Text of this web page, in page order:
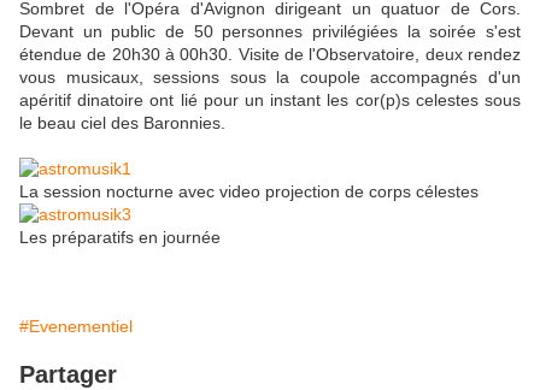
Sombret de l'Opéra d'Avignon dirigeant un quatuor de Cors.
Devant un public de 50 personnes privilégiées la soirée s'est
étendue de 20h30 à 00h30. Visite de l'Observatoire, deux rendez
vous musicaux, sessions sous la coupole accompagnés d'un
apéritif dinatoire ont lié pour un instant les cor(p)s celestes sous
le beau ciel des Baronnies.
La session nocturne avec video projection de corps célestes
Les préparatifs en journée
#Evenementiel
Partager